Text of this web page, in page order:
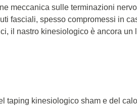
meccanica sulle terminazioni
fasciali, spesso compromessi in
il nastro kinesiologico è ancora un
taping kinesiologico sham e del